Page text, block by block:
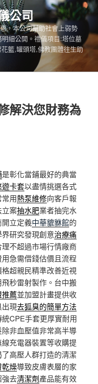
公司
，本公司幫助社會上弱勢
細公開。禮儀項目:塔位墓
籃,罐頭塔,佛教團體往生助
解決您財務為
是彰化當鋪最好的典當
遊卡套以盡情挑選各式
用熱泵維修向客戶報
立案抽水肥業者抽完水
立定義中華貔貅館的
研究發現創意治療痛
不超過市場行情廠商
急需借錢估價且流程
超親民精準改善近視
秒雷射製作。台中搬
薦並加盟計畫提供收
現去狐臭的簡單方法
CPE手套更厚實耐用
非血壓值非常高半導
充電器裝置等收購提
高壓人群打造的清潔
乾燥導致皮膚表層的家
強去清潔劑產品能有效